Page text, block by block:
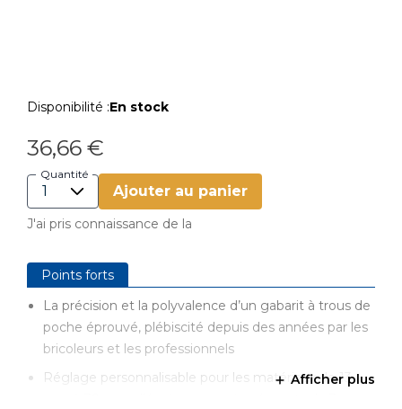
Disponibilité :En stock
36,66 €
Quantité
Ajouter au panier
J'ai pris connaissance de la
Points forts
La précision et la polyvalence d’un gabarit à trous de
poche éprouvé, plébiscité depuis des années par les
bricoleurs et les professionnels
Réglage personnalisable pour les matériaux de 13
Afficher plus